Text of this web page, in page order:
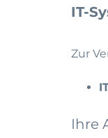
IT-
Zur
Ihre